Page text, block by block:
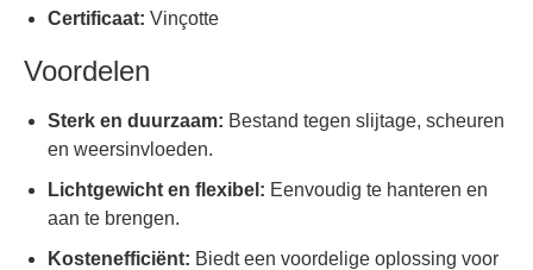
Certificaat: Vinçotte
Voordelen
Sterk en duurzaam: Bestand tegen slijtage, scheuren
en weersinvloeden.
Lichtgewicht en flexibel: Eenvoudig te hanteren en
aan te brengen.
Kostenefficiënt: Biedt een voordelige oplossing voor